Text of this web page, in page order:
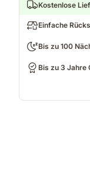
Kostenlose
Einfache
Bis zu 100
Bis zu 3 Jahre